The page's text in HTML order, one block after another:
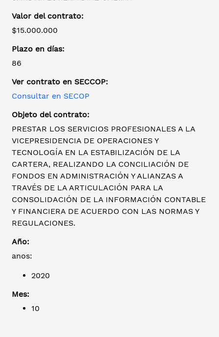
Valor del contrato:
$15.000.000
Plazo en días:
86
Ver contrato en SECCOP:
Consultar en SECOP
Objeto del contrato:
PRESTAR LOS SERVICIOS PROFESIONALES A LA
VICEPRESIDENCIA DE OPERACIONES Y
TECNOLOGÍA EN LA ESTABILIZACIÓN DE LA
CARTERA, REALIZANDO LA CONCILIACIÓN DE
FONDOS EN ADMINISTRACIÓN Y ALIANZAS A
TRAVÉS DE LA ARTICULACIÓN PARA LA
CONSOLIDACIÓN DE LA INFORMACIÓN CONTABLE
Y FINANCIERA DE ACUERDO CON LAS NORMAS Y
REGULACIONES.
Año:
anos:
2020
Mes:
10